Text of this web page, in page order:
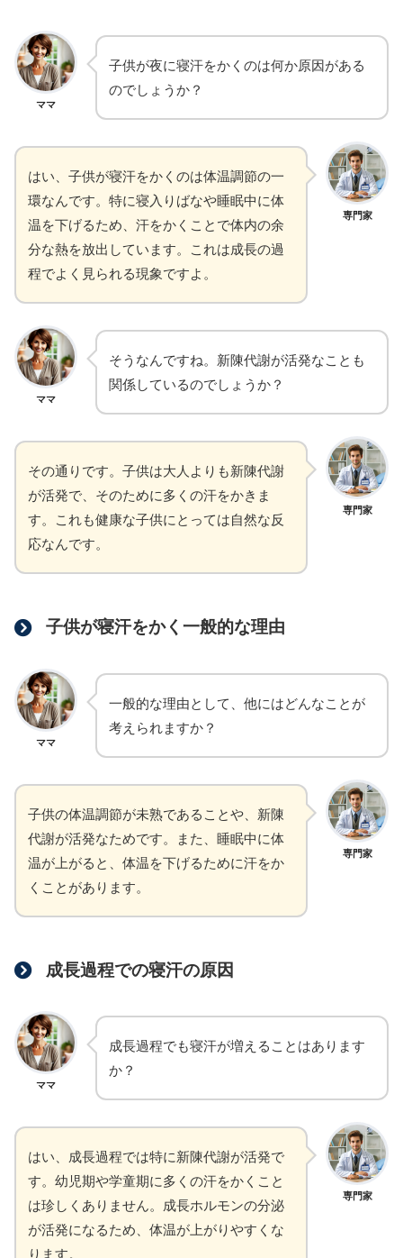
ママ
子供が夜に寝汗をかくのは何か原因がある
のでしょうか？
専門家
はい、子供が寝汗をかくのは体温調節の一
環なんです。特に寝入りばなや睡眠中に体
温を下げるため、汗をかくことで体内の余
分な熱を放出しています。これは成長の過
程でよく見られる現象ですよ。
ママ
そうなんですね。新陳代謝が活発なことも
関係しているのでしょうか？
専門家
その通りです。子供は大人よりも新陳代謝
が活発で、そのために多くの汗をかきま
す。これも健康な子供にとっては自然な反
応なんです。
子供が寝汗をかく一般的な理由
ママ
一般的な理由として、他にはどんなことが
考えられますか？
専門家
子供の体温調節が未熟であることや、新陳
代謝が活発なためです。また、睡眠中に体
温が上がると、体温を下げるために汗をか
くことがあります。
成長過程での寝汗の原因
ママ
成長過程でも寝汗が増えることはあります
か？
専門家
はい、成長過程では特に新陳代謝が活発で
す。幼児期や学童期に多くの汗をかくこと
は珍しくありません。成長ホルモンの分泌
が活発になるため、体温が上がりやすくな
ります。